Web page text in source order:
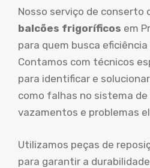
Nosso serviço de conserto
balcões frigoríficos em
para quem busca
Contamos com técnicos
para identificar e
como falhas no sistema
vazamentos e problemas
Utilizamos peças de
para garantir a